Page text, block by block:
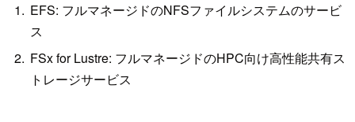
EFS: フルマネージドのNFSファイルシステムのサービ
ス
FSx for Lustre: フルマネージドのHPC向け高性能共有ス
トレージサービス